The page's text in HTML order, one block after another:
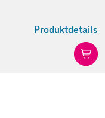
Produktdetails